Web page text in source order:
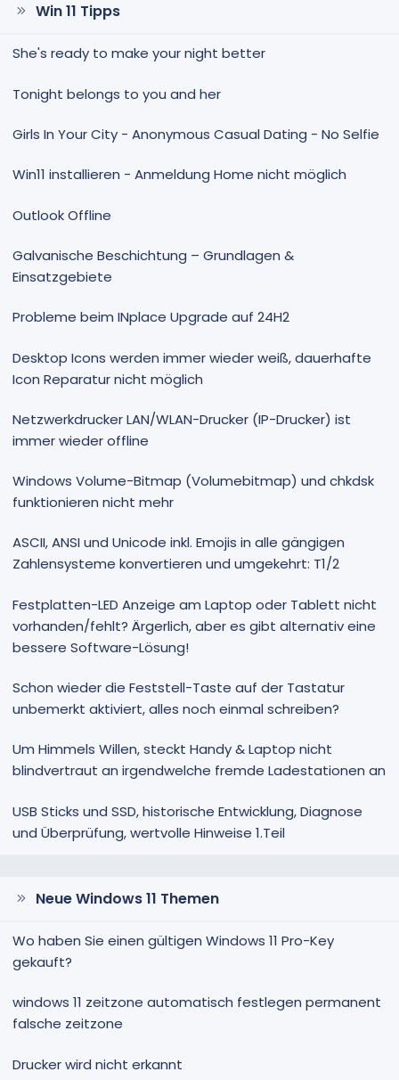
Win 11 Tipps
She's ready to make your night better
Tonight belongs to you and her
Girls In Your City - Anonymous Casual Dating - No Selfie
Win11 installieren - Anmeldung Home nicht möglich
Outlook Offline
Galvanische Beschichtung – Grundlagen &
Einsatzgebiete
Probleme beim INplace Upgrade auf 24H2
Desktop Icons werden immer wieder weiß, dauerhafte
Icon Reparatur nicht möglich
Netzwerkdrucker LAN/WLAN-Drucker (IP-Drucker) ist
immer wieder offline
Windows Volume-Bitmap (Volumebitmap) und chkdsk
funktionieren nicht mehr
ASCII, ANSI und Unicode inkl. Emojis in alle gängigen
Zahlensysteme konvertieren und umgekehrt: T1/2
Festplatten-LED Anzeige am Laptop oder Tablett nicht
vorhanden/fehlt? Ärgerlich, aber es gibt alternativ eine
bessere Software-Lösung!
Schon wieder die Feststell-Taste auf der Tastatur
unbemerkt aktiviert, alles noch einmal schreiben?
Um Himmels Willen, steckt Handy & Laptop nicht
blindvertraut an irgendwelche fremde Ladestationen an
USB Sticks und SSD, historische Entwicklung, Diagnose
und Überprüfung, wertvolle Hinweise 1.Teil
Neue Windows 11 Themen
Wo haben Sie einen gültigen Windows 11 Pro-Key
gekauft?
windows 11 zeitzone automatisch festlegen permanent
falsche zeitzone
Drucker wird nicht erkannt